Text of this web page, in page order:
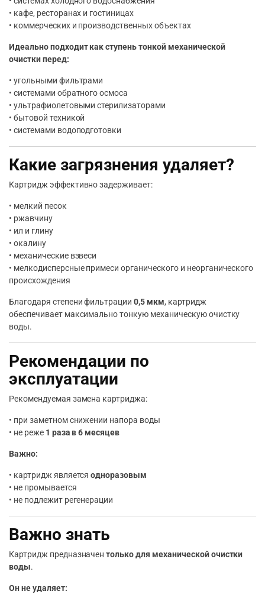
• кафе, ресторанах и гостиницах
• коммерческих и производственных объектах
Идеально подходит как ступень тонкой механической
очистки перед:
• угольными фильтрами
• системами обратного осмоса
• ультрафиолетовыми стерилизаторами
• бытовой техникой
• системами водоподготовки
Какие загрязнения удаляет?
Картридж эффективно задерживает:
• мелкий песок
• ржавчину
• ил и глину
• окалину
• механические взвеси
• мелкодисперсные примеси органического и неорганического
происхождения
Благодаря степени фильтрации0,5 мкм, картридж
обеспечивает максимально тонкую механическую очистку
воды.
Рекомендации по
эксплуатации
Рекомендуемая замена картриджа:
• при заметном снижении напора воды
• не реже 1 раза в 6 месяцев
Важно:
• картридж являетсяодноразовым
• не промывается
• не подлежит регенерации
Важно знать
Картридж предназначентолько для механической очистки
воды.
Он не удаляет: